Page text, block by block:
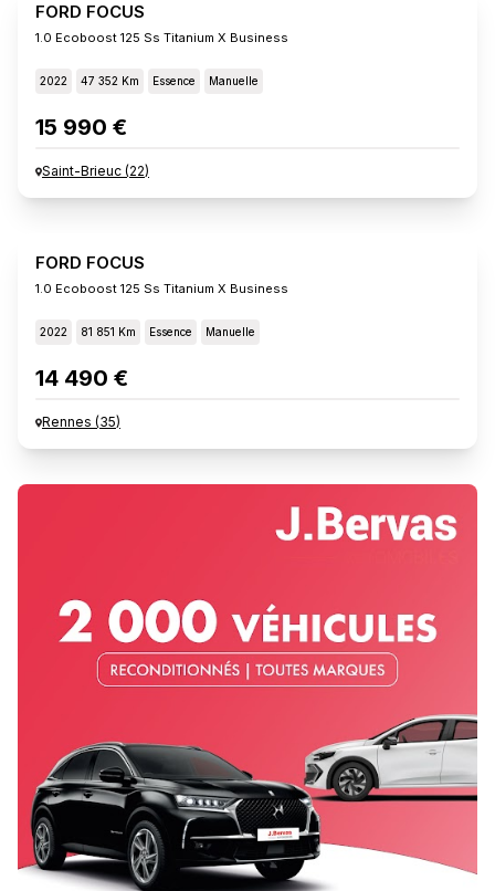
FORD FOCUS
1.0 Ecoboost 125 Ss Titanium X Business
2022 47 352 Km Essence Manuelle
15 990 €
Saint-Brieuc (22)
FORD FOCUS
1.0 Ecoboost 125 Ss Titanium X Business
2022 81 851 Km Essence Manuelle
14 490 €
Rennes (35)